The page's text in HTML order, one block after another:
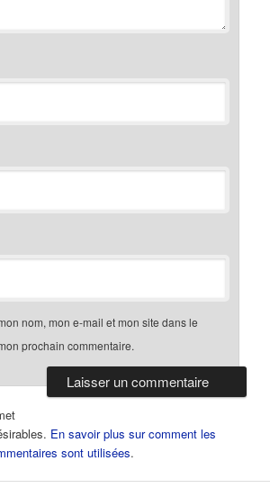
nom, mon e-mail et mon site dans le
prochain commentaire.
En savoir plus sur comment les
sont utilisées.